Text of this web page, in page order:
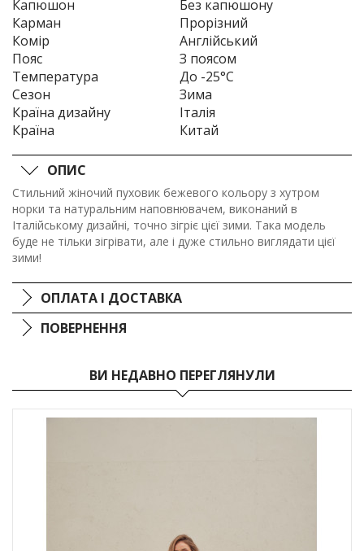
Капюшон
Без капюшону
Карман
Прорізний
Комір
Англійський
Пояс
З поясом
Температура
До -25°C
Сезон
Зима
Країна дизайну
Італія
Країна
Китай
ОПИС
Стильний жіночий пуховик бежевого кольору з хутром
норки та натуральним наповнювачем, виконаний в
Італійському дизайні, точно зігріє цієї зими. Така модель
буде не тільки зігрівати, але і дуже стильно виглядати цієї
зими!
ОПЛАТА І ДОСТАВКА
ПОВЕРНЕННЯ
ВИ НЕДАВНО ПЕРЕГЛЯНУЛИ